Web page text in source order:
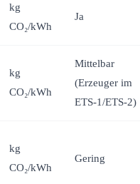
kg
CO₂/kWh
Ja
kg
CO₂/kWh
Mittelbar
(Erzeuger im
ETS-1/ETS-2)
kg
CO₂/kWh
Gering